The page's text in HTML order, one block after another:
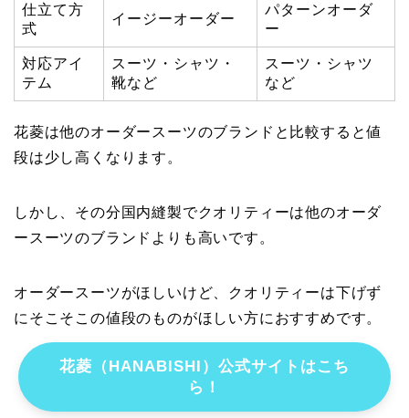
仕立て方
式
イージーオーダー
パターンオーダ
ー
対応アイ
テム
スーツ・シャツ・
靴など
スーツ・シャツ
など
花菱は他のオーダースーツのブランドと比較すると値
段は少し高くなります。
しかし、その分国内縫製でクオリティーは他のオーダ
ースーツのブランドよりも高いです。
オーダースーツがほしいけど、クオリティーは下げず
にそこそこの値段のものがほしい方におすすめです。
花菱（HANABISHI）公式サイトはこち
ら！